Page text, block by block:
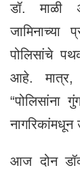
डॉ. माळी
जामिनाच्या
पोलिसांचे
आहे. मात्र,
“पोलिसांना
आज दोन